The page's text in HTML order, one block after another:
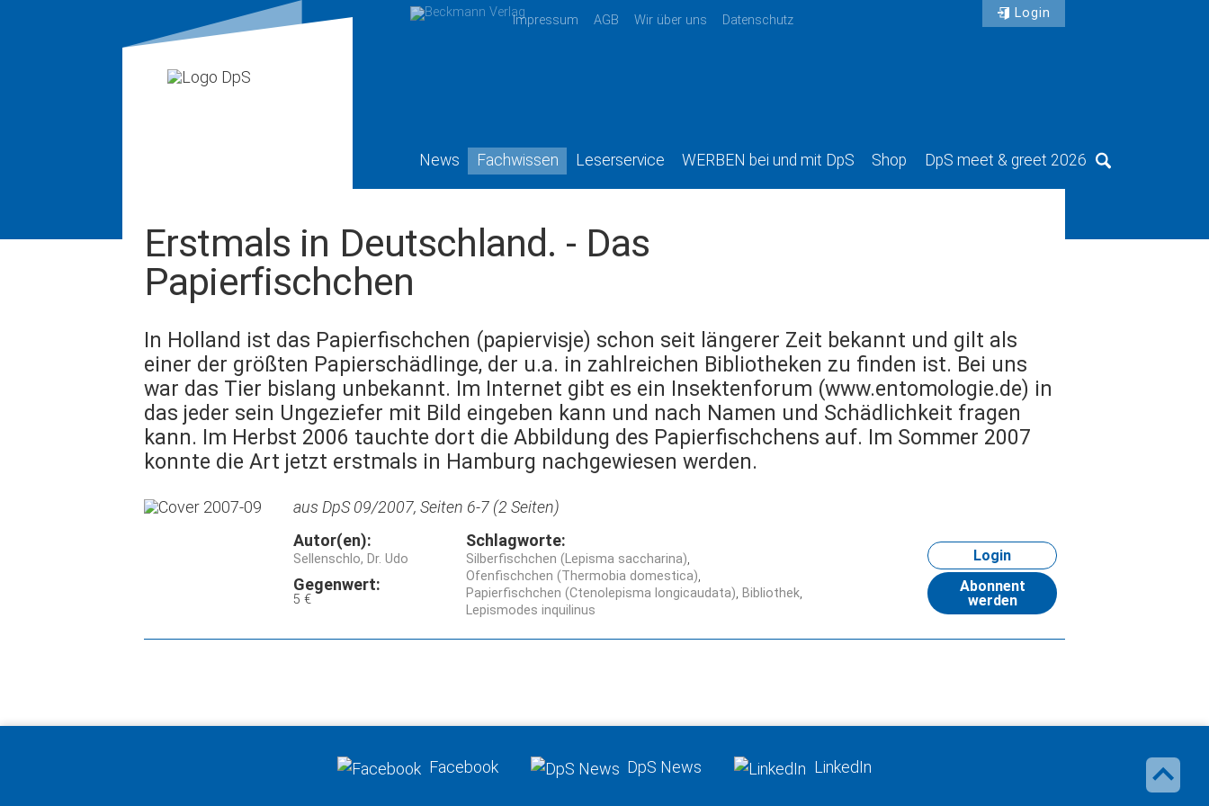
Impressum AGB Wir über uns Datenschutz Login
News Fachwissen Leserservice WERBEN bei und mit DpS Shop DpS meet & greet 2026 Suche
Erstmals in Deutschland. - Das
Papierfischchen
In Holland ist das Papierfischchen (papiervisje) schon seit längerer Zeit bekannt und gilt als
einer der größten Papierschädlinge, der u.a. in zahlreichen Bibliotheken zu finden ist. Bei uns
war das Tier bislang unbekannt. Im Internet gibt es ein Insektenforum (www.entomologie.de) in
das jeder sein Ungeziefer mit Bild eingeben kann und nach Namen und Schädlichkeit fragen
kann. Im Herbst 2006 tauchte dort die Abbildung des Papierfischchens auf. Im Sommer 2007
konnte die Art jetzt erstmals in Hamburg nachgewiesen werden.
aus DpS 09/2007, Seiten 6-7 (2 Seiten)
Autor(en):
Sellenschlo, Dr. Udo
Gegenwert:
5 €
Schlagworte:
Silberfischchen (Lepisma saccharina)
Ofenfischchen (Thermobia domestica)
Papierfischchen (Ctenolepisma longicaudata) Bibliothek
Lepismodes inquilinus
Login
Abonnent
werden
Facebook DpS News LinkedIn